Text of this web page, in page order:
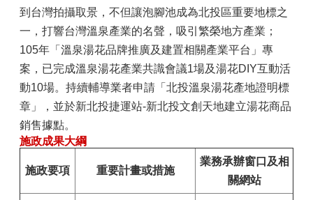
到台灣拍攝取景，不但讓泡腳池成為北投區重要地標之
一，打響台灣溫泉產業的名聲，吸引繁榮地方產業；
105年「溫泉湯花品牌推廣及建置相關產業平台」專
案，已完成溫泉湯花產業共識會議1場及湯花DIY互動活
動10場。持續輔導業者申請「北投溫泉湯花產地證明標
章」，並於新北投捷運站-新北投文創天地建立湯花商品
銷售據點。
施政成果大綱
施政要項 重要計畫或措施
業務承辦窗口及相
關網站